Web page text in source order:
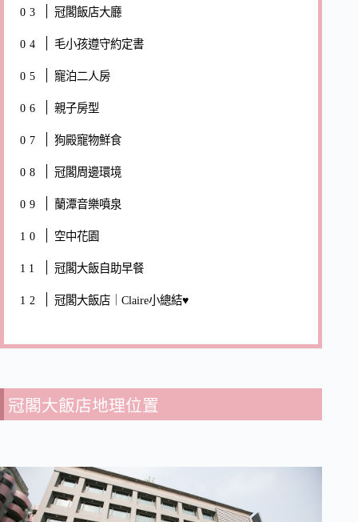
冠閣飯店大廳
毛小孩遵守約定書
寵泊二人房
親子房型
狗殿寵物鮮食
冠閣周邊環境
蘭潭音樂噴泉
空中花園
冠閣大飯自助早餐
冠閣大飯店｜Claire小總結♥
冠閣大飯店地理位置